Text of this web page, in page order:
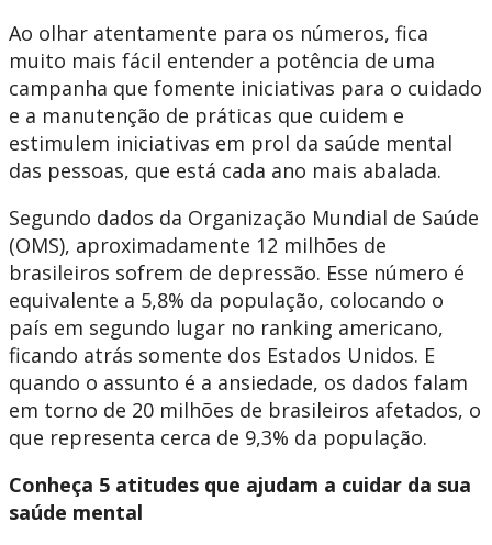
Ao olhar atentamente para os números, fica
muito mais fácil entender a potência de uma
campanha que fomente iniciativas para o cuidado
e a manutenção de práticas que cuidem e
estimulem iniciativas em prol da saúde mental
das pessoas, que está cada ano mais abalada.
Segundo dados da Organização Mundial de Saúde
(OMS), aproximadamente 12 milhões de
brasileiros sofrem de depressão. Esse número é
equivalente a 5,8% da população, colocando o
país em segundo lugar no ranking americano,
ficando atrás somente dos Estados Unidos. E
quando o assunto é a ansiedade, os dados falam
em torno de 20 milhões de brasileiros afetados, o
que representa cerca de 9,3% da população.
Conheça 5 atitudes que ajudam a cuidar da sua
saúde mental